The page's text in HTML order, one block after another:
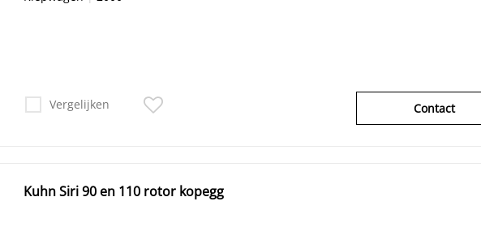
Vergelijken Contact
Kuhn Siri 90 en 110 rotor kopegg